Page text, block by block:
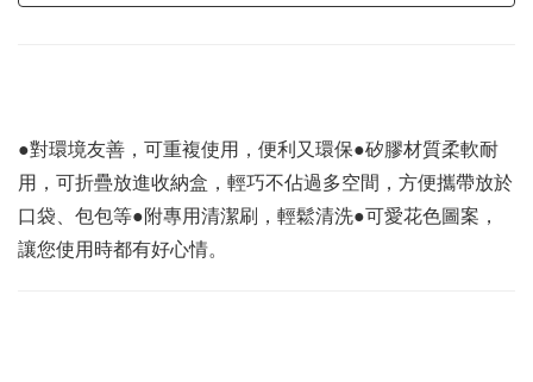
●對環境友善，可重複使用，便利又環保●矽膠材質柔軟耐
用，可折疊放進收納盒，輕巧不佔過多空間，方便攜帶放於
口袋、包包等●附專用清潔刷，輕鬆清洗●可愛花色圖案，
讓您使用時都有好心情。